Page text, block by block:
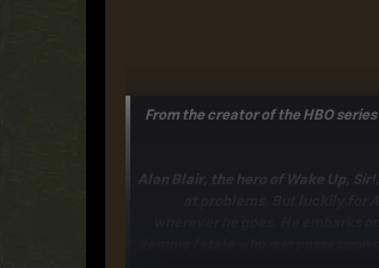
From the creator of the HBO series
Alan Blair, the hero of Wake Up, Sir!